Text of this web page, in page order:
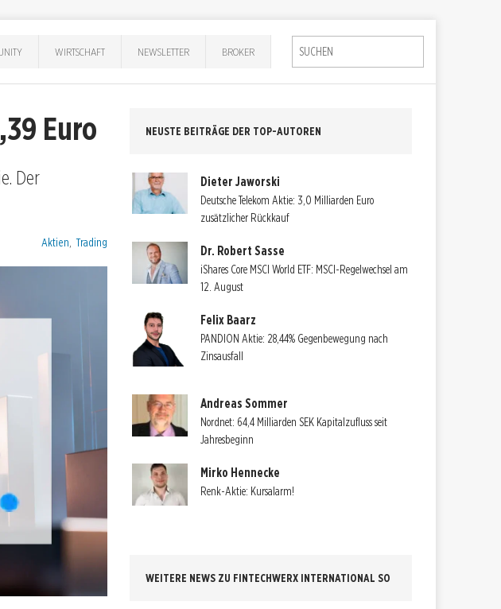
WIRTSCHAFT NEWSLETTER BROKER
Euro
Der
Kategorien:
Aktien Trading
NEUSTE BEITRÄGE DER TOP-AUTOREN
Dieter Jaworski
Deutsche Telekom Aktie: 3,0 Milliarden Euro
zusätzlicher Rückkauf
Dr. Robert Sasse
iShares Core MSCI World ETF: MSCI-Regelwechsel am
12. August
Felix Baarz
PANDION Aktie: 28,44% Gegenbewegung nach
Zinsausfall
Andreas Sommer
Nordnet: 64,4 Milliarden SEK Kapitalzufluss seit
Jahresbeginn
Mirko Hennecke
Renk-Aktie: Kursalarm!
WEITERE NEWS ZU FINTECHWERX INTERNATIONAL SO